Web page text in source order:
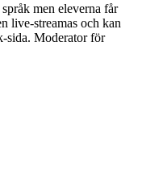
men eleverna får
live-streamas och kan
sida. Moderator för